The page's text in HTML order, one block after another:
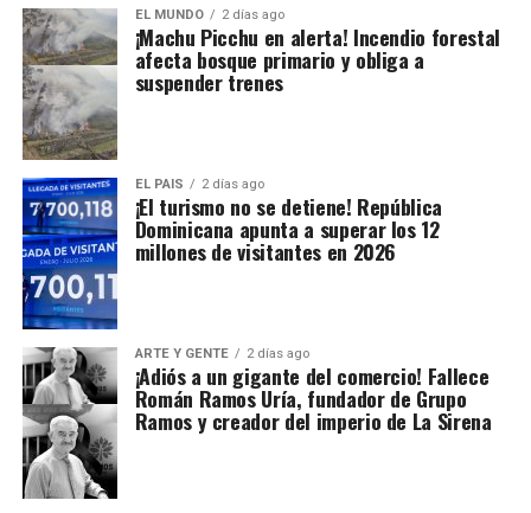
EL MUNDO 2 días ago
¡Machu Picchu en alerta! Incendio forestal
afecta bosque primario y obliga a
suspender trenes
EL PAIS 2 días ago
¡El turismo no se detiene! República
Dominicana apunta a superar los 12
millones de visitantes en 2026
ARTE Y GENTE 2 días ago
¡Adiós a un gigante del comercio! Fallece
Román Ramos Uría, fundador de Grupo
Ramos y creador del imperio de La Sirena